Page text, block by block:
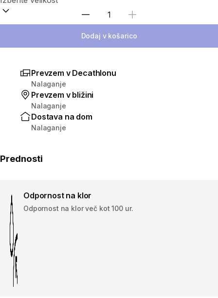
Izberite količino
Dodaj v košarico
Prevzem v Decathlonu
Nalaganje
Prevzem v bližini
Nalaganje
Dostava na dom
Nalaganje
Prednosti
Odpornost na klor
Odpornost na klor več kot 100 ur.